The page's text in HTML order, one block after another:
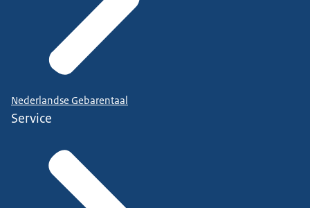
Nederlandse Gebarentaal
Service